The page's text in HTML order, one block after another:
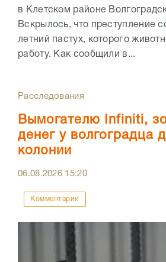
в Клетском районе
Вскрылось, что преступление
летний пастух, которого
работу. Как сообщили в...
Расследования
Вымогателю Infiniti,
денег у волгоградца
колонии
06.08.2026 15:20
Комментарии